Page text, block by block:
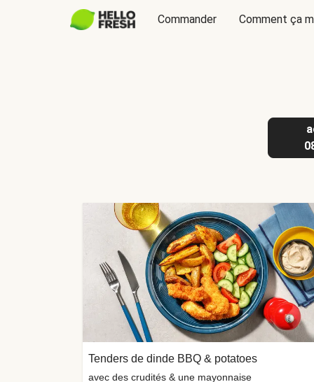
Commander Comment ça
Tenders de dinde BBQ & potatoes
avec des crudités & une mayonnaise